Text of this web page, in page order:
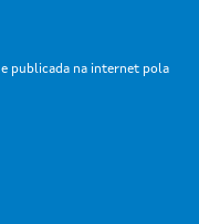
publicada na internet pola